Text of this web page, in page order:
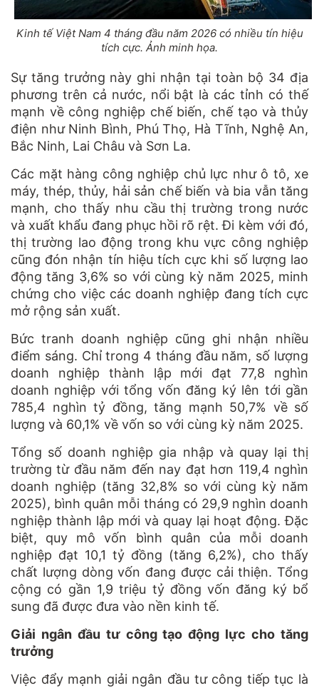
Kinh tế Việt Nam 4 tháng đầu năm 2026 có nhiều tín hiệu
tích cực. Ảnh minh họa.
Sự tăng trưởng này ghi nhận tại toàn bộ 34 địa
phương trên cả nước, nổi bật là các tỉnh có thế
mạnh về công nghiệp chế biến, chế tạo và thủy
điện như Ninh Bình, Phú Thọ, Hà Tĩnh, Nghệ An,
Bắc Ninh, Lai Châu và Sơn La.
Các mặt hàng công nghiệp chủ lực như ô tô, xe
máy, thép, thủy, hải sản chế biến và bia vẫn tăng
mạnh, cho thấy nhu cầu thị trường trong nước
và xuất khẩu đang phục hồi rõ rệt. Đi kèm với đó,
thị trường lao động trong khu vực công nghiệp
cũng đón nhận tín hiệu tích cực khi số lượng lao
động tăng 3,6% so với cùng kỳ năm 2025, minh
chứng cho việc các doanh nghiệp đang tích cực
mở rộng sản xuất.
Bức tranh doanh nghiệp cũng ghi nhận nhiều
điểm sáng. Chỉ trong 4 tháng đầu năm, số lượng
doanh nghiệp thành lập mới đạt 77,8 nghìn
doanh nghiệp với tổng vốn đăng ký lên tới gần
785,4 nghìn tỷ đồng, tăng mạnh 50,7% về số
lượng và 60,1% về vốn so với cùng kỳ năm 2025.
Tổng số doanh nghiệp gia nhập và quay lại thị
trường từ đầu năm đến nay đạt hơn 119,4 nghìn
doanh nghiệp (tăng 32,8% so với cùng kỳ năm
2025), bình quân mỗi tháng có 29,9 nghìn doanh
nghiệp thành lập mới và quay lại hoạt động. Đặc
biệt, quy mô vốn bình quân của mỗi doanh
nghiệp đạt 10,1 tỷ đồng (tăng 6,2%), cho thấy
chất lượng dòng vốn đang được cải thiện. Tổng
cộng có gần 1,9 triệu tỷ đồng vốn đăng ký bổ
sung đã được đưa vào nền kinh tế.
Giải ngân đầu tư công tạo động lực cho tăng
trưởng
Việc đẩy mạnh giải ngân đầu tư công tiếp tục là